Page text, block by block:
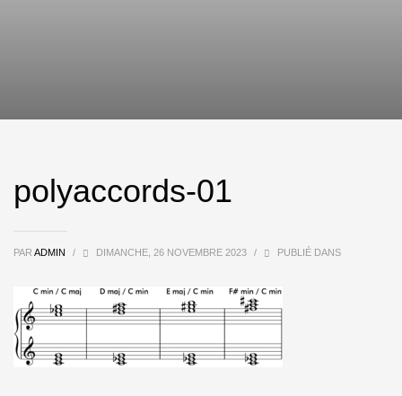
polyaccords-01
PAR ADMIN / DIMANCHE, 26 NOVEMBRE 2023 / PUBLIÉ DANS